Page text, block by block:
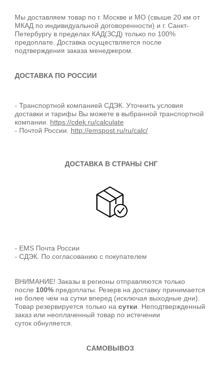
Мы доставляем товар по г. Москве и МО (свыше 20 км от
МКАД по индивидуальной договоренности) и г. Санкт-
Петербургу в пределах КАД(ЗСД) только по 100%
предоплате. Доставка осуществляется после
подтверждения заказа менеджером.
ДОСТАВКА ПО РОССИИ
- Транспортной компанией СДЭК. Уточнить условия
доставки и тарифы Вы можете в выбранной транспортной
компании. https://cdek.ru/calculate
- Почтой России. http://emspost.ru/ru/calc/
ДОСТАВКА В СТРАНЫ СНГ
- EMS Почта России
- СДЭК. По согласованию с покупателем
ВНИМАНИЕ! Заказы в регионы отправляются только
после 100% предоплаты. Резерв на доставку принимается
не более чем на сутки вперед (исключая выходные дни).
Товар резервируется только на сутки . Неподтвержденный
заказ или неоплаченный товар по истечении
суток обнуляется.
САМОВЫВОЗ